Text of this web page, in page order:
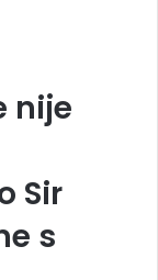
nije
Sir
s